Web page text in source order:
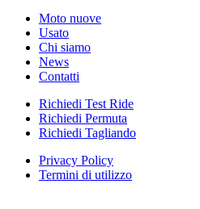
Moto nuove
Usato
Chi siamo
News
Contatti
Richiedi Test Ride
Richiedi Permuta
Richiedi Tagliando
Privacy Policy
Termini di utilizzo